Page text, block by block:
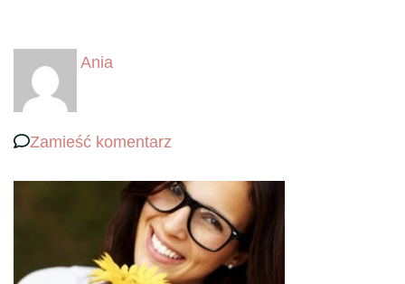
Ania
Zamieść komentarz